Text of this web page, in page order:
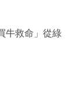
救命」從綠